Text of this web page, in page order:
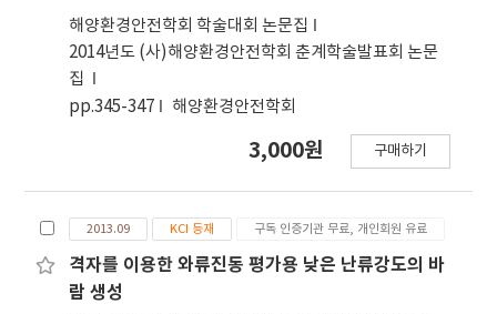
정식을 순차적으로 수치해석하여 유체-구조연성해석
을 수행하였다. 결과는 선행연구와 잘 일치함을 보여
주었고, Lock-in 현상에 대한 특성을 잘 나타내었다.
Lock-in 영역에서는 양력뿐만 아니라 항력도 크게 증
가함을 보여주었으며, 실린더의 수직변위는 직경의
20%까지 이름을 나타내었다. 양력과 수직변위의 상
관분석을 통해 실린더가 Lock-in 영역에서 양력과 수
인하였으며, 이러한 변화가 Lock-in 영역에서 나타
나는 공진거동의 원인이 되는 것으로 판된되었다.
해양환경안전학회 학술대회 논문집
2014년도 (사)해양환경안전학회 춘계학술발표회 논문
집
pp.345-347
해양환경안전학회
3,000원 구매하기
2013.09 KCI 등재 구독 인증기관 무료, 개인회원 유료
격자를 이용한 와류진동 평가용 낮은 난류강도의 바
람 생성